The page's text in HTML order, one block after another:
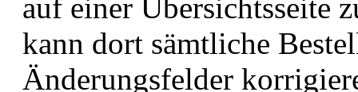
auf einer Übersichtsseite
kann dort sämtliche
Änderungsfelder